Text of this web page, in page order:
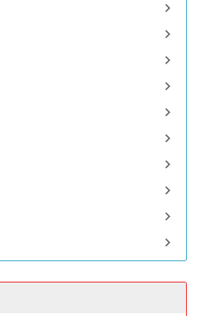









